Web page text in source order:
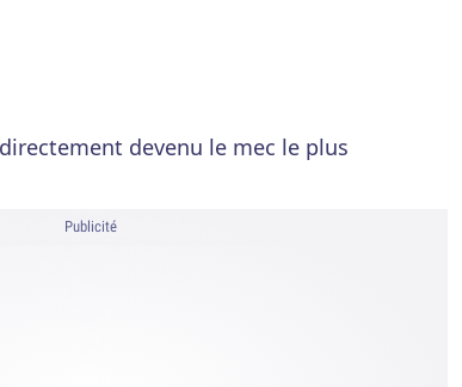
devenu le mec le plus
Publicité